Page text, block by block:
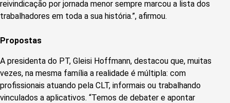
reivindicação por jornada menor sempre marcou a lista dos
trabalhadores em toda a sua história.”, afirmou.
Propostas
A presidenta do PT, Gleisi Hoffmann, destacou que, muitas
vezes, na mesma família a realidade é múltipla: com
profissionais atuando pela CLT, informais ou trabalhando
vinculados a aplicativos. “Temos de debater e apontar